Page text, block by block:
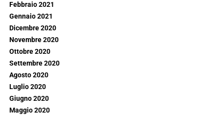
Febbraio 2021
Gennaio 2021
Dicembre 2020
Novembre 2020
Ottobre 2020
Settembre 2020
Agosto 2020
Luglio 2020
Giugno 2020
Maggio 2020